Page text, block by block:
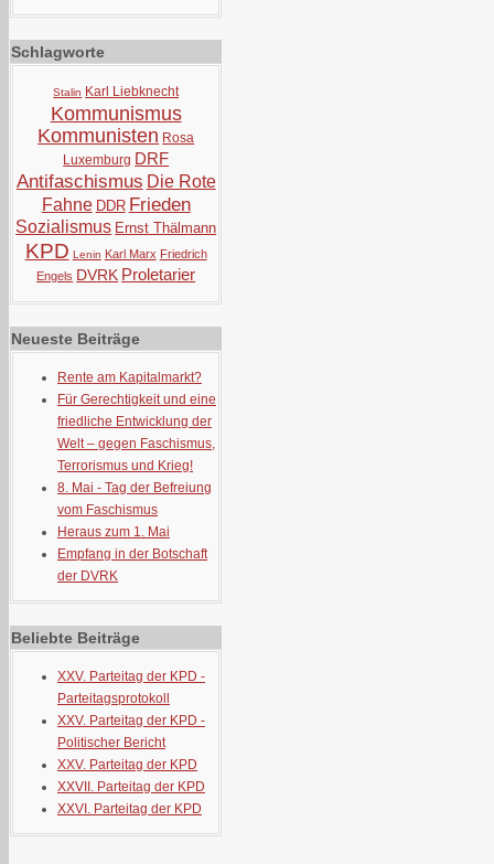
Schlagworte
Stalin Karl Liebknecht
Kommunismus
Kommunisten Rosa
Luxemburg DRF
Antifaschismus Die Rote
Fahne DDR Frieden
Sozialismus Ernst Thälmann
KPD Lenin Karl Marx Friedrich
Engels DVRK Proletarier
Neueste Beiträge
Rente am Kapitalmarkt?
Für Gerechtigkeit und eine
friedliche Entwicklung der
Welt – gegen Faschismus,
Terrorismus und Krieg!
8. Mai - Tag der Befreiung
vom Faschismus
Heraus zum 1. Mai
Empfang in der Botschaft
der DVRK
Beliebte Beiträge
XXV. Parteitag der KPD -
Parteitagsprotokoll
XXV. Parteitag der KPD -
Politischer Bericht
XXV. Parteitag der KPD
XXVII. Parteitag der KPD
XXVI. Parteitag der KPD